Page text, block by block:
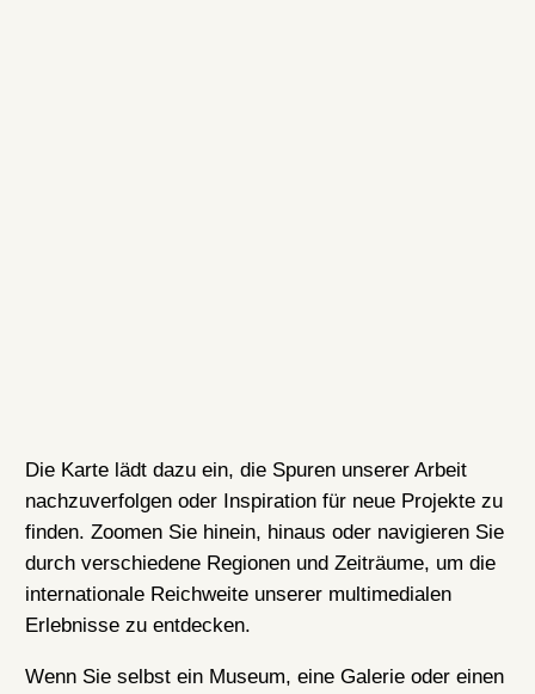
Die Karte lädt dazu ein, die Spuren unserer Arbeit
nachzuverfolgen oder Inspiration für neue Projekte zu
finden. Zoomen Sie hinein, hinaus oder navigieren Sie
durch verschiedene Regionen und Zeiträume, um die
internationale Reichweite unserer multimedialen
Erlebnisse zu entdecken.
Wenn Sie selbst ein Museum, eine Galerie oder einen